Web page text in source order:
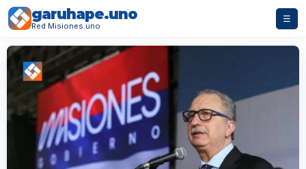
garuhape.uno
Red Misiones.uno
☰